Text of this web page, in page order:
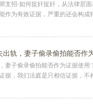
支招-如何捉奸捉奸，从法律层
作为有效证据，严重的还会构成
出轨，妻子偷录偷拍能否作
妻子偷录偷拍能否作为证据使
据，我们法庭是只相信证据，